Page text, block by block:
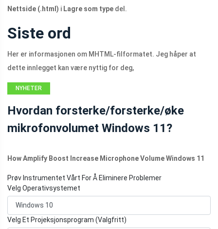
Nettside (.html) i Lagre som type del.
Siste ord
Her er informasjonen om MHTML-filformatet. Jeg håper at
dette innlegget kan være nyttig for deg,
NYHETER
Hvordan forsterke/forsterke/øke
mikrofonvolumet Windows 11?
How Amplify Boost Increase Microphone Volume Windows 11
Prøv Instrumentet Vårt For Å Eliminere Problemer
Velg Operativsystemet
Velg Et Projeksjonsprogram (Valgfritt)